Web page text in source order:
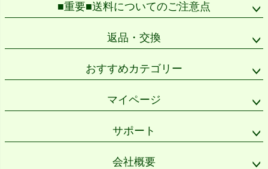
■重要■送料についてのご注意点
返品・交換
おすすめカテゴリー
マイページ
サポート
会社概要